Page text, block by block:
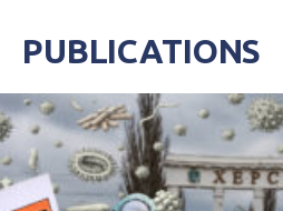
PUBLICATIONS